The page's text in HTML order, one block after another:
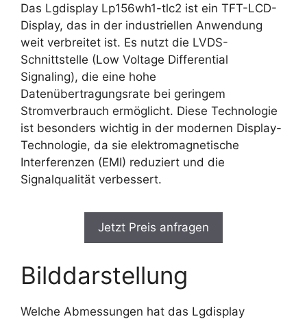
Das Lgdisplay Lp156wh1-tlc2 ist ein TFT-LCD-
Display, das in der industriellen Anwendung
weit verbreitet ist. Es nutzt die LVDS-
Schnittstelle (Low Voltage Differential
Signaling), die eine hohe
Datenübertragungsrate bei geringem
Stromverbrauch ermöglicht. Diese Technologie
ist besonders wichtig in der modernen Display-
Technologie, da sie elektromagnetische
Interferenzen (EMI) reduziert und die
Signalqualität verbessert.
Jetzt Preis anfragen
Bilddarstellung
Welche Abmessungen hat das Lgdisplay